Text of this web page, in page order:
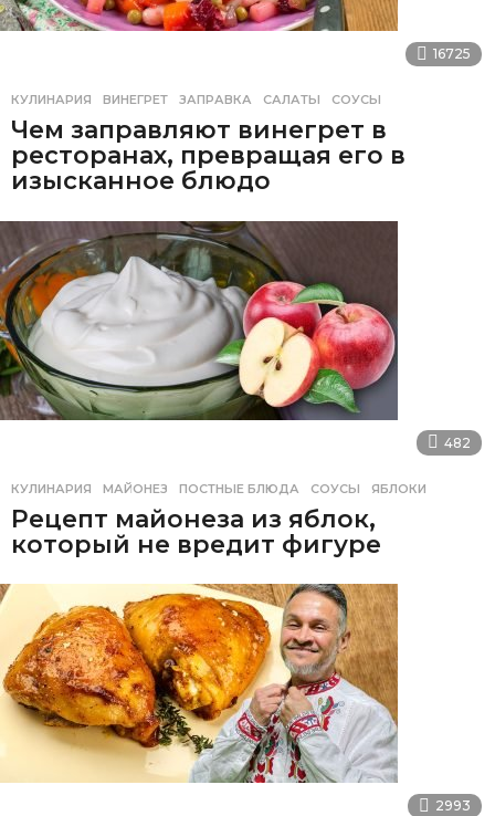
16725
КУЛИНАРИЯ ВИНЕГРЕТ ,ЗАПРАВКА ,САЛАТЫ ,СОУСЫ
Чем заправляют винегрет в
ресторанах, превращая его в
изысканное блюдо
482
КУЛИНАРИЯ МАЙОНЕЗ ,ПОСТНЫЕ БЛЮДА ,СОУСЫ ,ЯБЛОКИ
Рецепт майонеза из яблок,
который не вредит фигуре
2993